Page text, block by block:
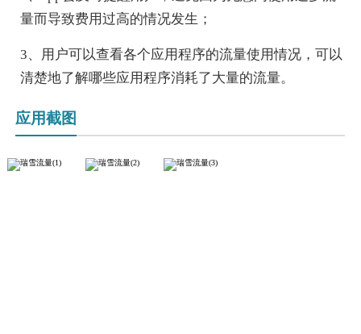
量而导致费用过高的情况发生；
3、用户可以查看各个应用程序的流量使用情况，可以
清楚地了解哪些应用程序消耗了大量的流量。
应用截图